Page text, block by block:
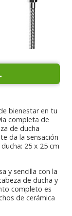
bienestar en tu
completa de
de ducha
da la sensación
25 x 25 cm
y sencilla con la
de ducha y
completo es
de cerámica